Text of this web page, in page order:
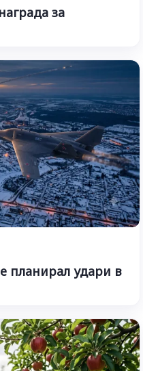
за
планирал удари в